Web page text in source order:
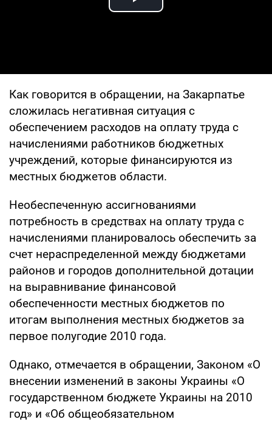
Play Video
Как говорится в обращении, на Закарпатье
сложилась негативная ситуация с
обеспечением расходов на оплату труда с
начислениями работников бюджетных
учреждений, которые финансируются из
местных бюджетов области.
Необеспеченную ассигнованиями
потребность в средствах на оплату труда с
начислениями планировалось обеспечить за
счет нераспределенной между бюджетами
районов и городов дополнительной дотации
на выравнивание финансовой
обеспеченности местных бюджетов по
итогам выполнения местных бюджетов за
первое полугодие 2010 года.
Однако, отмечается в обращении, Законом «О
внесении изменений в законы Украины «О
государственном бюджете Украины на 2010
год» и «Об общеобязательном